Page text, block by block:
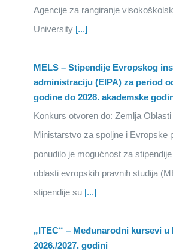
Agencije za rangiranje
University [...]
MELS – Stipendije Evropskog
administraciju (EIPA) za period
godine do 2028. akademske
Konkurs otvoren do: Zemlja
Ministarstvo za spoljne i Evropske
ponudilo je mogućnost za
oblasti evropskih pravnih studija
stipendije su [...]
„ITEC“ – Međunarodni kursevi
2026./2027. godini